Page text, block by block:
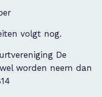
volgt nog.
De
worden neem dan